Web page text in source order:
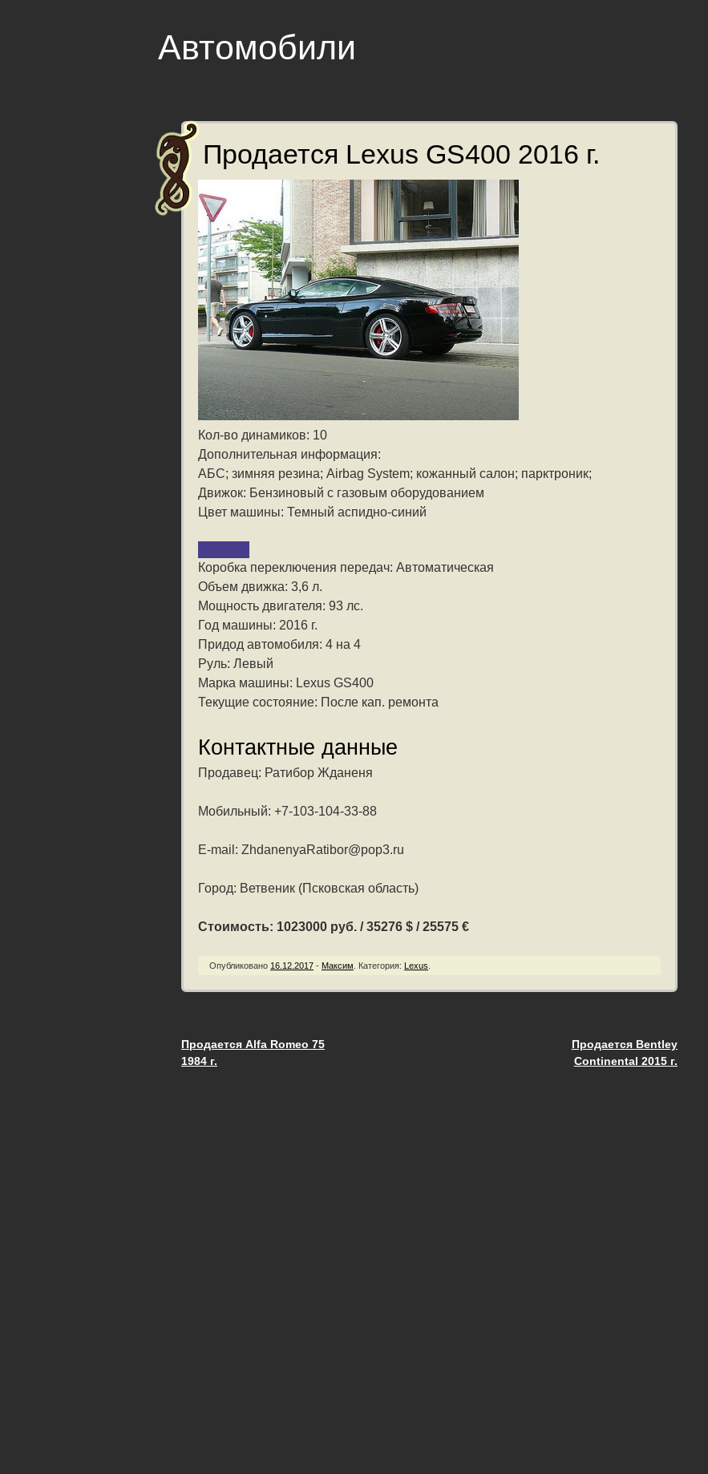
Автомобили
Продается Lexus GS400 2016 г.
Кол-во динамиков: 10
Дополнительная информация:
АБС; зимняя резина; Airbag System; кожанный салон; парктроник;
Движок: Бензиновый с газовым оборудованием
Цвет машины: Темный аспидно-синий
Коробка переключения передач: Автоматическая
Объем движка: 3,6 л.
Мощность двигателя: 93 лс.
Год машины: 2016 г.
Придод автомобиля: 4 на 4
Руль: Левый
Марка машины: Lexus GS400
Текущие состояние: После кап. ремонта
Контактные данные
Продавец: Ратибор Жданеня
Мобильный: +7-103-104-33-88
E-mail: ZhdanenyaRatibor@pop3.ru
Город: Ветвеник (Псковская область)
Стоимость: 1023000 руб. / 35276 $ / 25575 €
Опубликовано 16.12.2017 - Максим Категория: Lexus
Запись навигация
Продается Alfa Romeo 75
1984 г.
Продается Bentley
Continental 2015 г.